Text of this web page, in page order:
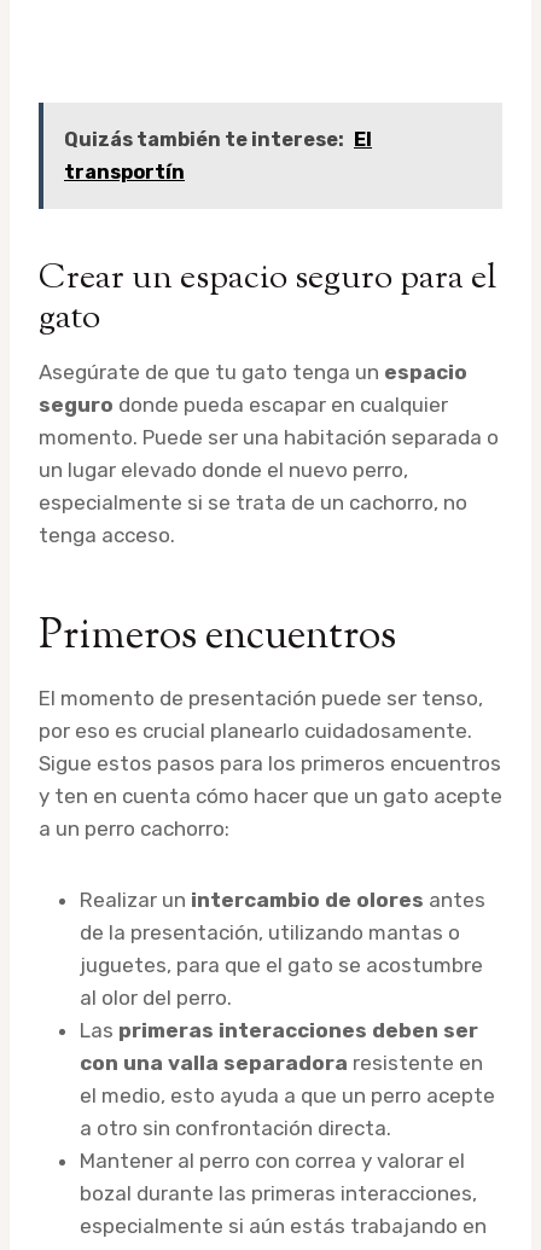
Quizás también te interese: El
transportín
Crear un espacio seguro para el
gato
Asegúrate de que tu gato tenga un espacio
seguro donde pueda escapar en cualquier
momento. Puede ser una habitación separada o
un lugar elevado donde el nuevo perro,
especialmente si se trata de un cachorro, no
tenga acceso.
Primeros encuentros
El momento de presentación puede ser tenso,
por eso es crucial planearlo cuidadosamente.
Sigue estos pasos para los primeros encuentros
y ten en cuenta cómo hacer que un gato acepte
a un perro cachorro:
Realizar un intercambio de olores antes
de la presentación, utilizando mantas o
juguetes, para que el gato se acostumbre
al olor del perro.
Las primeras interacciones deben ser
con una valla separadora resistente en
el medio, esto ayuda a que un perro acepte
a otro sin confrontación directa.
Mantener al perro con correa y valorar el
bozal durante las primeras interacciones,
especialmente si aún estás trabajando en